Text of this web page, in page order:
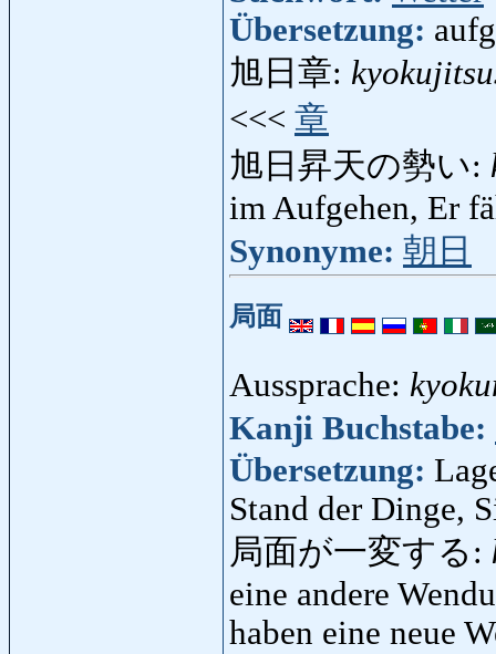
Übersetzung:
旭日章:
<<< 章
旭日昇天の勢い:
im Aufgehen, Er
Synonyme: 朝日
局面
Aussprache:
Kanji Buchstabe:
Übersetzung:
Stand der Dinge,
局面が一変する:
eine andere
haben eine neue